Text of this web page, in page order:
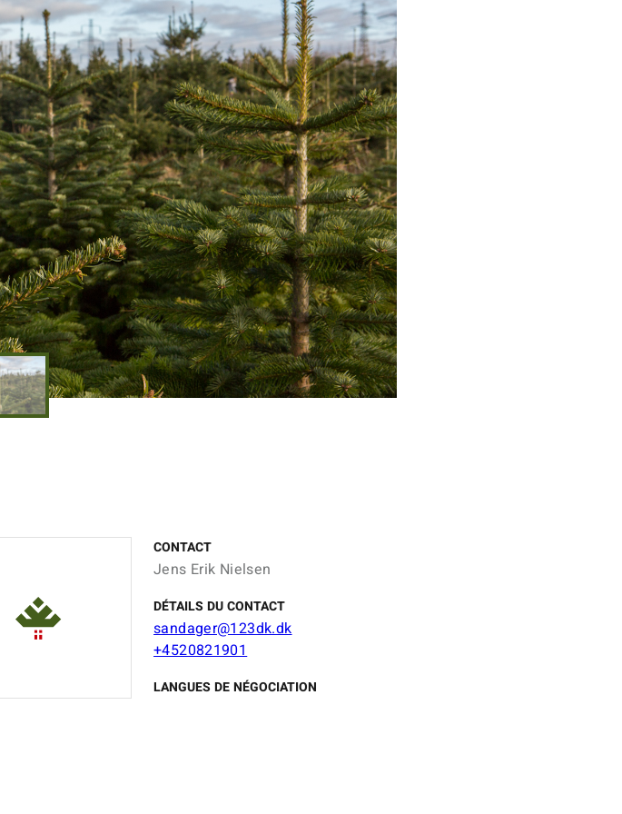
CONTACT
Jens Erik Nielsen
DÉTAILS DU CONTACT
sandager@123dk.dk
+4520821901
LANGUES DE NÉGOCIATION